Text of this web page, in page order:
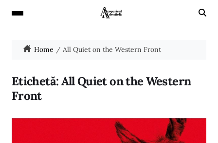
Home All Quiet on the Western Front
Etichetă:All Quiet on the Western
Front